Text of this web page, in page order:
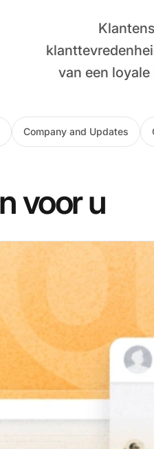
van een
Company and Updates
voor u